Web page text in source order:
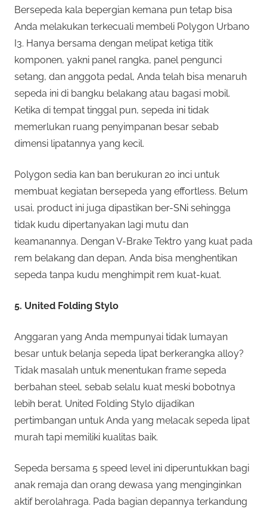
Bersepeda kala bepergian kemana pun tetap bisa
Anda melakukan terkecuali membeli Polygon Urbano
I3. Hanya bersama dengan melipat ketiga titik
komponen, yakni panel rangka, panel pengunci
setang, dan anggota pedal, Anda telah bisa menaruh
sepeda ini di bangku belakang atau bagasi mobil.
Ketika di tempat tinggal pun, sepeda ini tidak
memerlukan ruang penyimpanan besar sebab
dimensi lipatannya yang kecil.
Polygon sedia kan ban berukuran 20 inci untuk
membuat kegiatan bersepeda yang effortless. Belum
usai, product ini juga dipastikan ber-SNi sehingga
tidak kudu dipertanyakan lagi mutu dan
keamanannya. Dengan V-Brake Tektro yang kuat pada
rem belakang dan depan, Anda bisa menghentikan
sepeda tanpa kudu menghimpit rem kuat-kuat.
5. United Folding Stylo
Anggaran yang Anda mempunyai tidak lumayan
besar untuk belanja sepeda lipat berkerangka alloy?
Tidak masalah untuk menentukan frame sepeda
berbahan steel, sebab selalu kuat meski bobotnya
lebih berat. United Folding Stylo dijadikan
pertimbangan untuk Anda yang melacak sepeda lipat
murah tapi memiliki kualitas baik.
Sepeda bersama 5 speed level ini diperuntukkan bagi
anak remaja dan orang dewasa yang menginginkan
aktif berolahraga. Pada bagian depannya terkandung